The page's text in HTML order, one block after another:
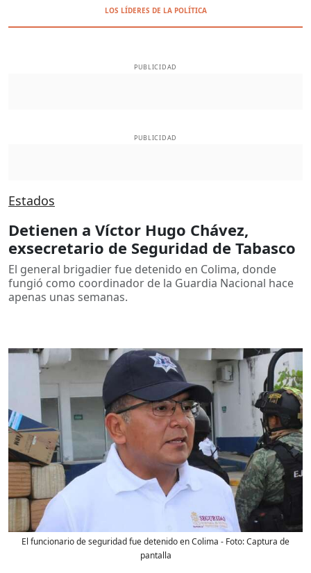
LOS LÍDERES DE LA POLÍTICA
PUBLICIDAD
PUBLICIDAD
Estados
Detienen a Víctor Hugo Chávez,
exsecretario de Seguridad de Tabasco
El general brigadier fue detenido en Colima, donde
fungió como coordinador de la Guardia Nacional hace
apenas unas semanas.
El funcionario de seguridad fue detenido en Colima - Foto:Captura de
pantalla